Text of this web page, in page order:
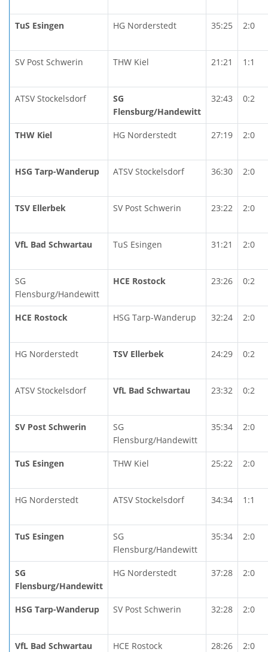
TuS Esingen HG Norderstedt 35:25 2:0
SV Post Schwerin THW Kiel 21:21 1:1
ATSV Stockelsdorf
SG
Flensburg/Handewitt
32:43 0:2
THW Kiel HG Norderstedt 27:19 2:0
HSG Tarp-Wanderup ATSV Stockelsdorf 36:30 2:0
TSV Ellerbek SV Post Schwerin 23:22 2:0
VfL Bad Schwartau TuS Esingen 31:21 2:0
SG
Flensburg/Handewitt
HCE Rostock 23:26 0:2
HCE Rostock HSG Tarp-Wanderup 32:24 2:0
HG Norderstedt TSV Ellerbek 24:29 0:2
ATSV Stockelsdorf VfL Bad Schwartau 23:32 0:2
SV Post Schwerin
SG
Flensburg/Handewitt
35:34 2:0
TuS Esingen THW Kiel 25:22 2:0
HG Norderstedt ATSV Stockelsdorf 34:34 1:1
TuS Esingen
SG
Flensburg/Handewitt
35:34 2:0
SG
Flensburg/Handewitt
HG Norderstedt 37:28 2:0
HSG Tarp-Wanderup SV Post Schwerin 32:28 2:0
VfL Bad Schwartau HCE Rostock 28:26 2:0